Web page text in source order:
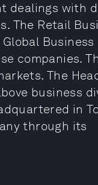
dealings with
The Retail
Business
companies.
The
business
in
through its